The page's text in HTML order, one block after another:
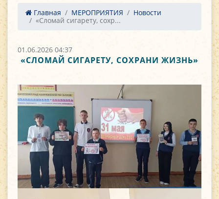
Главная МЕРОПРИЯТИЯ
Новости
«Сломай сигарету, сохр...
01.06.2026 04:37
«СЛОМАЙ СИГАРЕТУ, СОХРАНИ ЖИЗНЬ»